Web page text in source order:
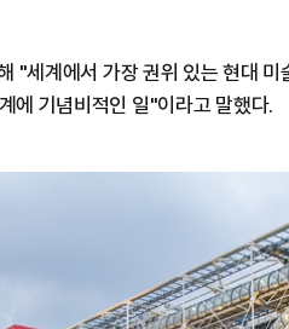
"세계에서 가장 권위 있는 현대 미
에 기념비적인 일"이라고 말했다.